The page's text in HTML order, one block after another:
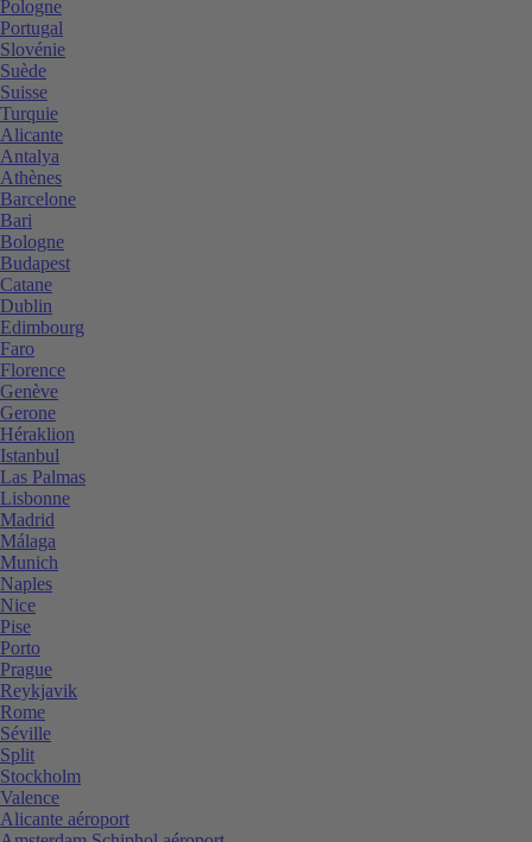
Pologne
Portugal
Slovénie
Suède
Suisse
Turquie
Alicante
Antalya
Athènes
Barcelone
Bari
Bologne
Budapest
Catane
Dublin
Edimbourg
Faro
Florence
Genève
Gerone
Héraklion
Istanbul
Las Palmas
Lisbonne
Madrid
Málaga
Munich
Naples
Nice
Pise
Porto
Prague
Reykjavik
Rome
Séville
Split
Stockholm
Valence
Alicante aéroport